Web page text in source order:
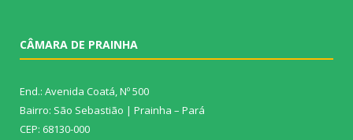
CÂMARA DE PRAINHA
End.: Avenida Coatá, Nº 500
Bairro: São Sebastião | Prainha – Pará
CEP: 68130-000